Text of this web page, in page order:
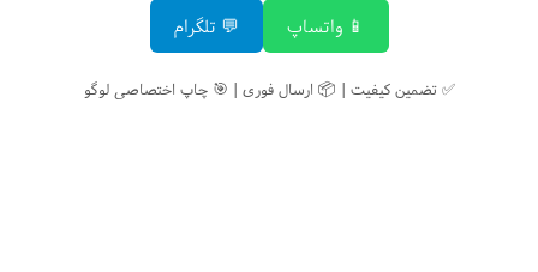
📱 واتساپ 💬 تلگرام
✅ تضمین کیفیت | 📦 ارسال فوری | 🎯 چاپ اختصاصی لوگو